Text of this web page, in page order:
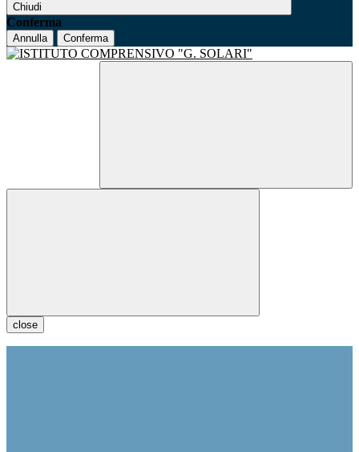
Chiudi
Conferma
Annulla Conferma
close